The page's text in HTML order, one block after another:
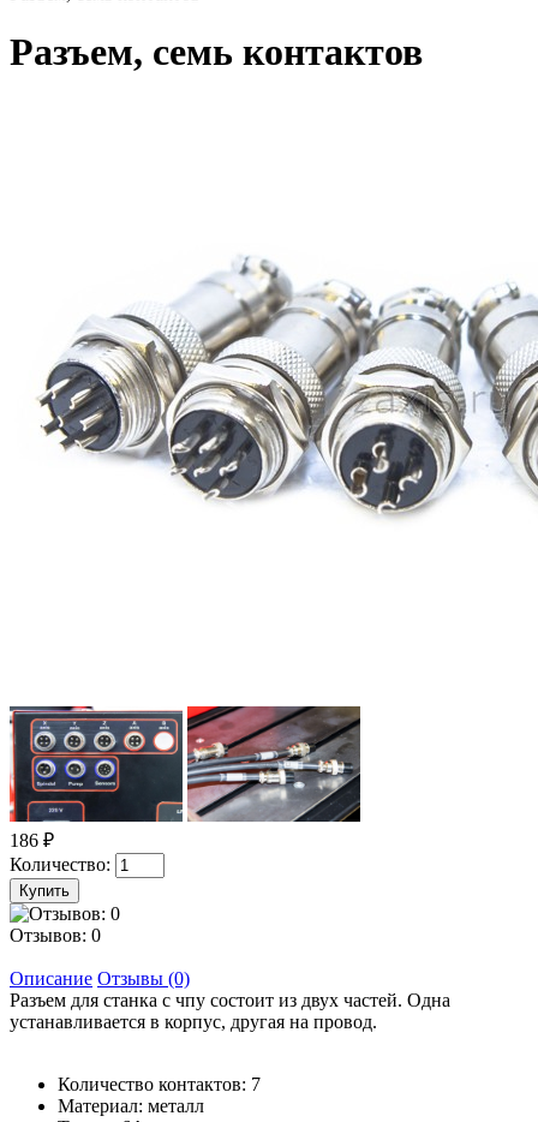
Разъем, семь контактов
186 ₽
Количество:
Отзывов: 0
Описание Отзывы (0)
Разъем для станка с чпу состоит из двух частей. Одна
устанавливается в корпус, другая на провод.
Количество контактов: 7
Материал: металл